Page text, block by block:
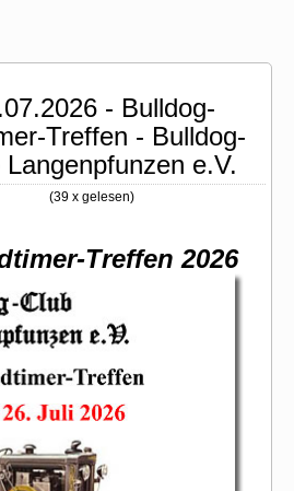
- Bulldog-
Treffen - Bulldog-
Langenpfunzen e.V.
(39 x gelesen)
Treffen 2026